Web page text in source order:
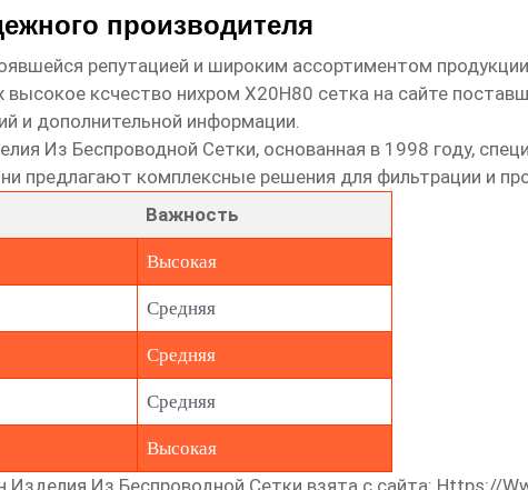
производителя
репутацией и широким ассортиментом
высокое ксчество нихром Х20Н80 сеткана сайте
и дополнительной информации.
Из Беспроводной Сетки, основанная в 1998 году,
предлагают комплексные решения для фильтрации и
Важность
Высокая
Средняя
Средняя
Средняя
Высокая